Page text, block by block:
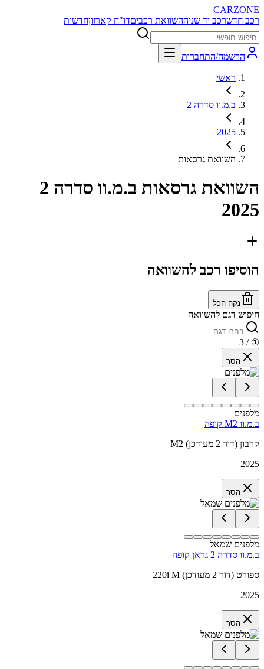
CARZONE
רכב חדשרכב יד שניההשוואת רכביםדו"ח קארזוןחדשות
הרשמה/התחברות
ראשי
ב.מ.וו סדרה 2
2025
השוואת גרסאות
השוואת גרסאות
ב.מ.וו סדרה 2
2025
הוסיפו רכב להשוואה
נקה הכל
חיפוש דגם להשוואה
①
/ 3
הסר
מלפנים
ב.מ.וו M2 קופה
M2 קרבון (דור 2 מעודכן)
2025
הסר
מלפנים שמאל
ב.מ.וו סדרה 2 גראן קופה
220i M ספורט (דור 2 מעודכן)
2025
הסר